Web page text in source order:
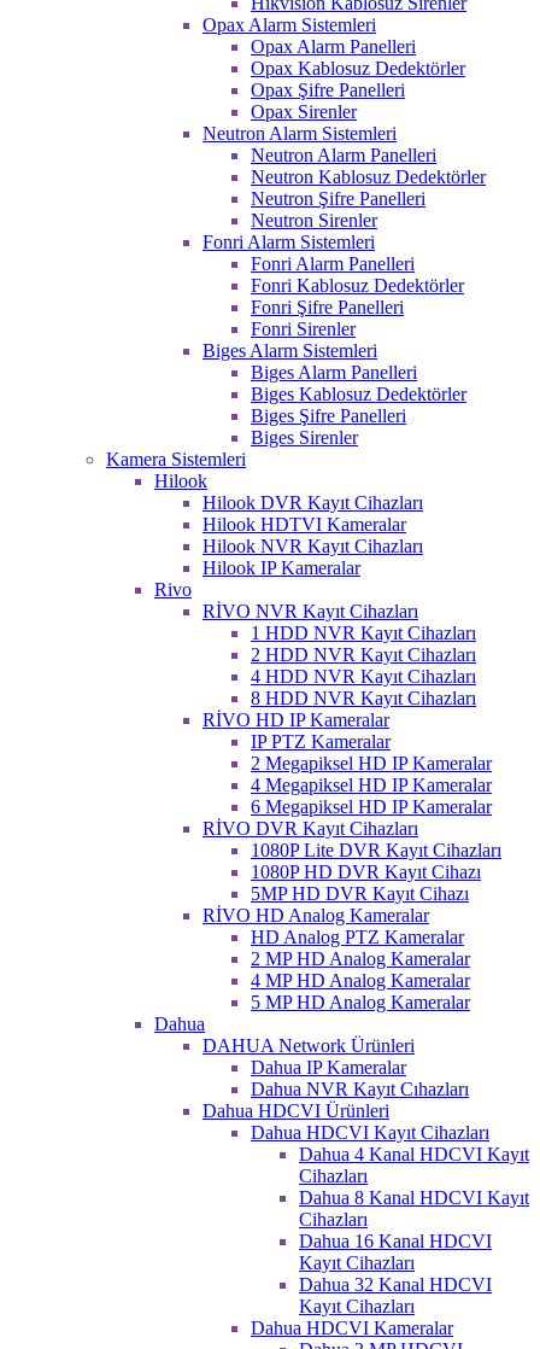
Opax Alarm Sistemleri
Opax Alarm Panelleri
Opax Kablosuz Dedektörler
Opax Şifre Panelleri
Opax Sirenler
Neutron Alarm Sistemleri
Neutron Alarm Panelleri
Neutron Kablosuz Dedektörler
Neutron Şifre Panelleri
Neutron Sirenler
Fonri Alarm Sistemleri
Fonri Alarm Panelleri
Fonri Kablosuz Dedektörler
Fonri Şifre Panelleri
Fonri Sirenler
Biges Alarm Sistemleri
Biges Alarm Panelleri
Biges Kablosuz Dedektörler
Biges Şifre Panelleri
Biges Sirenler
Kamera Sistemleri
Hilook
Hilook DVR Kayıt Cihazları
Hilook HDTVI Kameralar
Hilook NVR Kayıt Cihazları
Hilook IP Kameralar
Rivo
RİVO NVR Kayıt Cihazları
1 HDD NVR Kayıt Cihazları
2 HDD NVR Kayıt Cihazları
4 HDD NVR Kayıt Cihazları
8 HDD NVR Kayıt Cihazları
RİVO HD IP Kameralar
IP PTZ Kameralar
2 Megapiksel HD IP Kameralar
4 Megapiksel HD IP Kameralar
6 Megapiksel HD IP Kameralar
RİVO DVR Kayıt Cihazları
1080P Lite DVR Kayıt Cihazları
1080P HD DVR Kayıt Cihazı
5MP HD DVR Kayıt Cihazı
RİVO HD Analog Kameralar
HD Analog PTZ Kameralar
2 MP HD Analog Kameralar
4 MP HD Analog Kameralar
5 MP HD Analog Kameralar
Dahua
DAHUA Network Ürünleri
Dahua IP Kameralar
Dahua NVR Kayıt Cıhazları
Dahua HDCVI Ürünleri
Dahua HDCVI Kayıt Cihazları
Dahua 4 Kanal HDCVI Kayıt
Cihazları
Dahua 8 Kanal HDCVI Kayıt
Cihazları
Dahua 16 Kanal HDCVI
Kayıt Cihazları
Dahua 32 Kanal HDCVI
Kayıt Cihazları
Dahua HDCVI Kameralar